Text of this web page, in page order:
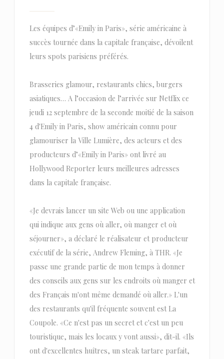
Les équipes d’«Emily in Paris», série américaine à
succès tournée dans la capitale française, dévoilent
leurs spots parisiens préférés.
Brasseries glamour, restaurants chics, burgers
asiatiques… A l’occasion de l’arrivée sur Netflix ce
jeudi 12 septembre de la seconde moitié de la saison
4 d'Emily in Paris, show américain connu pour
glamouriser la Ville Lumière, des acteurs et des
producteurs d’«Emily in Paris» ont livré au
Hollywood Reporter leurs meilleures adresses
dans la capitale française.
«Je devrais lancer un site Web ou une application
qui indique aux gens où aller, où manger et où
séjourner», a déclaré le réalisateur et producteur
exécutif de la série, Andrew Fleming, à THR. «Je
passe une grande partie de mon temps à donner
des conseils aux gens sur les endroits où manger et
des Français m'ont même demandé où aller.» L'un
des restaurants qu'il fréquente souvent est La
Coupole. «Ce n'est pas un secret et c'est un peu
touristique, mais les locaux y vont aussi», dit-il. «Ils
ont d'excellentes huîtres, un steak tartare parfait,